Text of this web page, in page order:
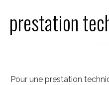
prestation
Pour une prestation